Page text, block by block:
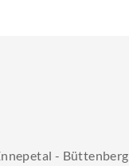
- Büttenberg